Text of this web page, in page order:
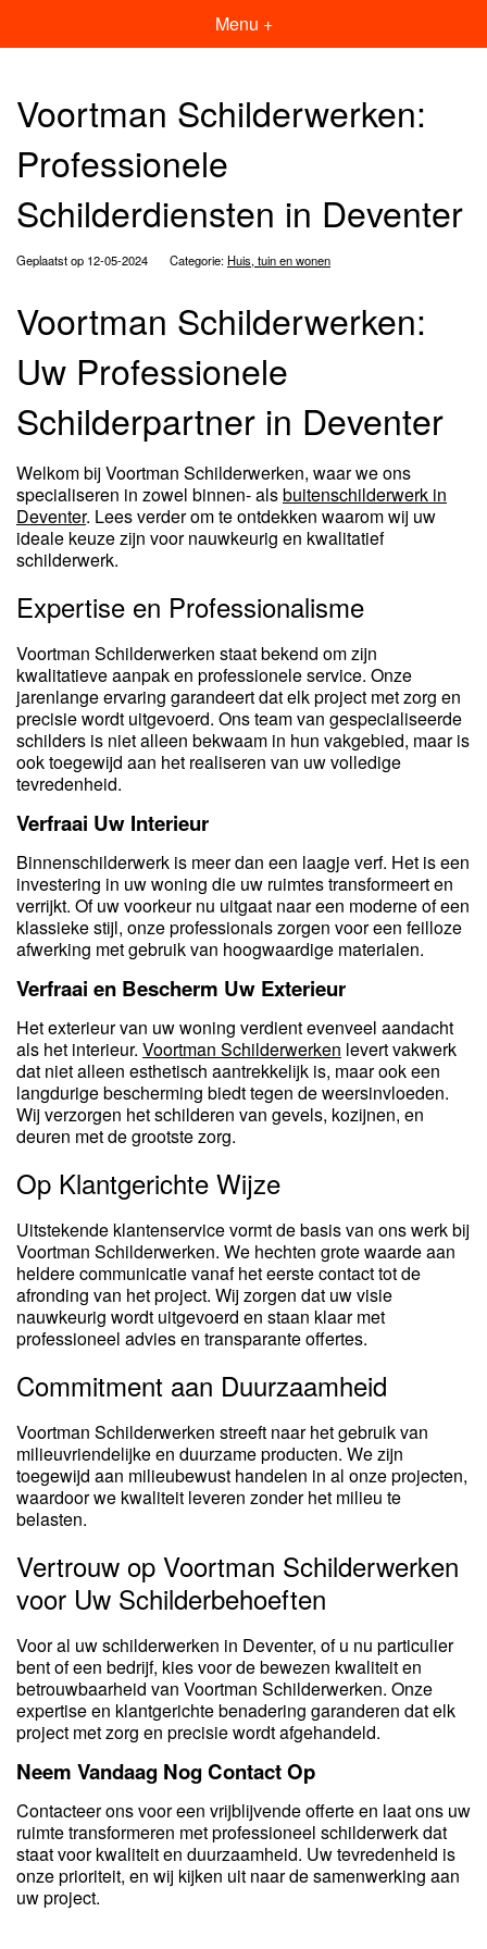
Menu +
Voortman Schilderwerken:
Professionele
Schilderdiensten in Deventer
Geplaatst op 12-05-2024 Categorie: Huis, tuin en wonen
Voortman Schilderwerken:
Uw Professionele
Schilderpartner in Deventer
Welkom bij Voortman Schilderwerken, waar we ons
specialiseren in zowel binnen- alsbuitenschilderwerk in
Deventer. Lees verder om te ontdekken waarom wij uw
ideale keuze zijn voor nauwkeurig en kwalitatief
schilderwerk.
Expertise en Professionalisme
Voortman Schilderwerken staat bekend om zijn
kwalitatieve aanpak en professionele service. Onze
jarenlange ervaring garandeert dat elk project met zorg en
precisie wordt uitgevoerd. Ons team van gespecialiseerde
schilders is niet alleen bekwaam in hun vakgebied, maar is
ook toegewijd aan het realiseren van uw volledige
tevredenheid.
Verfraai Uw Interieur
Binnenschilderwerk is meer dan een laagje verf. Het is een
investering in uw woning die uw ruimtes transformeert en
verrijkt. Of uw voorkeur nu uitgaat naar een moderne of een
klassieke stijl, onze professionals zorgen voor een feilloze
afwerking met gebruik van hoogwaardige materialen.
Verfraai en Bescherm Uw Exterieur
Het exterieur van uw woning verdient evenveel aandacht
als het interieur. Voortman Schilderwerken levert vakwerk
dat niet alleen esthetisch aantrekkelijk is, maar ook een
langdurige bescherming biedt tegen de weersinvloeden.
Wij verzorgen het schilderen van gevels, kozijnen, en
deuren met de grootste zorg.
Op Klantgerichte Wijze
Uitstekende klantenservice vormt de basis van ons werk bij
Voortman Schilderwerken. We hechten grote waarde aan
heldere communicatie vanaf het eerste contact tot de
afronding van het project. Wij zorgen dat uw visie
nauwkeurig wordt uitgevoerd en staan klaar met
professioneel advies en transparante offertes.
Commitment aan Duurzaamheid
Voortman Schilderwerken streeft naar het gebruik van
milieuvriendelijke en duurzame producten. We zijn
toegewijd aan milieubewust handelen in al onze projecten,
waardoor we kwaliteit leveren zonder het milieu te
belasten.
Vertrouw op Voortman Schilderwerken
voor Uw Schilderbehoeften
Voor al uw schilderwerken in Deventer, of u nu particulier
bent of een bedrijf, kies voor de bewezen kwaliteit en
betrouwbaarheid van Voortman Schilderwerken. Onze
expertise en klantgerichte benadering garanderen dat elk
project met zorg en precisie wordt afgehandeld.
Neem Vandaag Nog Contact Op
Contacteer ons voor een vrijblijvende offerte en laat ons uw
ruimte transformeren met professioneel schilderwerk dat
staat voor kwaliteit en duurzaamheid. Uw tevredenheid is
onze prioriteit, en wij kijken uit naar de samenwerking aan
uw project.